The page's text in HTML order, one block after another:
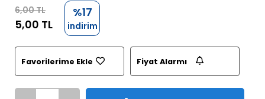
6,00 TL
5,00 TL
%17
indirim
Favorilerime Ekle Fiyat Alarmı